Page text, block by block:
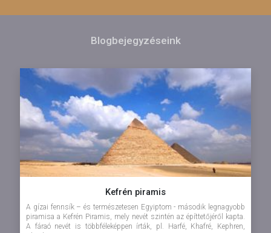
Blogbejegyzéseink
Kefrén piramis
A gízai fennsík – és természetesen Egyiptom - második legnagyobb
piramisa a Kefrén Piramis, mely nevét szintén az építtetőjéről kapta.
A fáraó nevét is többféleképpen írták, pl. Harfé, Khafré, Kephren,